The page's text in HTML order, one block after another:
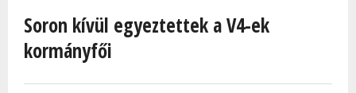
Soron kívül egyeztettek a V4-ek
kormányfői